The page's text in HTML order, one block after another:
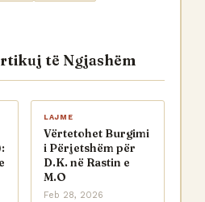
të Ngjashëm
LAJME
Vërtetohet Burgimi
i Përjetshëm për
D.K. në Rastin e
M.O
Feb 28, 2026